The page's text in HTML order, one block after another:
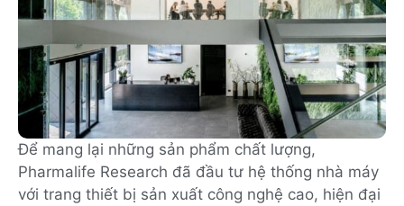
Để mang lại những sản phẩm chất lượng,
Pharmalife Research đã đầu tư hệ thống nhà máy
với trang thiết bị sản xuất công nghệ cao, hiện đại